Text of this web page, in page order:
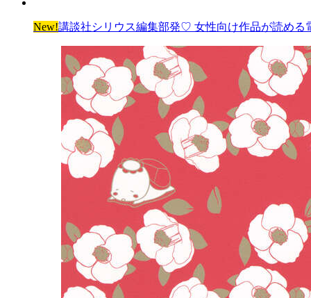
New!講談社シリウス編集部発♡ 女性向け作品が読める